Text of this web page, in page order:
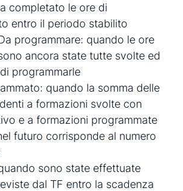
completato le ore di
entro il periodo stabilito
programmare: quando le ore
ancora state tutte svolte ed
programmarle
quando la somma delle
a formazioni svolte con
e a formazioni programmate
futuro corrisponde al numero
sono state effettuate
dal TF entro la scadenza